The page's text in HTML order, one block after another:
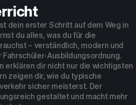
dein erster Schritt auf dem Weg in
du alles, was du für die
– verständlich, modern und
Ausbildungsordnung.
erklären dir nicht nur die wichtigsten
zeigen dir, wie du typische
sicher meisterst. Der
gestaltet und macht mehr